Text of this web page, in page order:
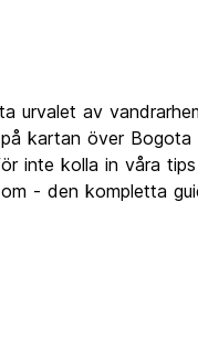
urvalet av
kartan över
inte kolla in våra
- den kompletta